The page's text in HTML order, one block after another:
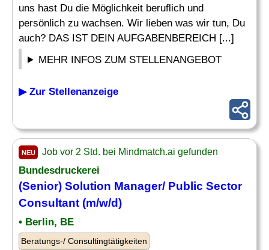
uns hast Du die Möglichkeit beruflich und
persönlich zu wachsen. Wir lieben was wir tun, Du
auch? DAS IST DEIN AUFGABENBEREICH [...]
MEHR INFOS ZUM STELLENANGEBOT
▶ Zur Stellenanzeige
NEU Job vor 2 Std. bei Mindmatch.ai gefunden
Bundesdruckerei
(Senior) Solution Manager/ Public Sector
Consultant (m/w/d)
• Berlin, BE
Beratungs-/ Consultingtätigkeiten